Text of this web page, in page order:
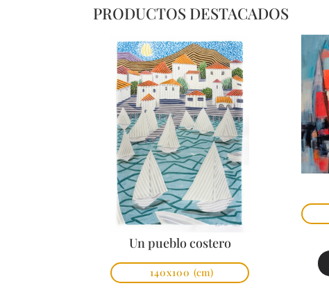
PRODUCTOS DESTACADOS
Un pueblo costero
140x100 (cm)